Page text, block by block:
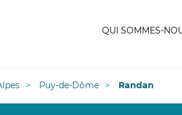
QUI SOMMES-
Puy-de-Dôme Randan